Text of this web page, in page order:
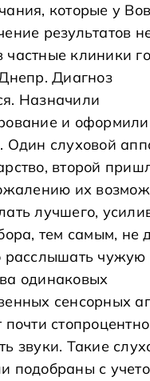
которые у
результатов
клиники
Диагноз
Назначили
и оформили
Один слуховой
второй
их
лучшего,
тем самым, не
расслышать чужую
одинаковых
сенсорных
почти стопроцентно
звуки. Такие
подобраны с